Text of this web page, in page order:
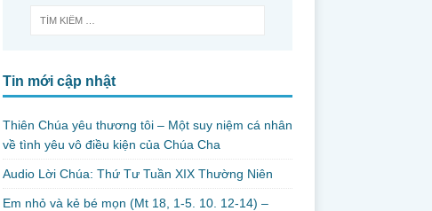
Tin mới cập nhật
Thiên Chúa yêu thương tôi – Một suy niệm cá nhân
về tình yêu vô điều kiện của Chúa Cha
Audio Lời Chúa: Thứ Tư Tuần XIX Thường Niên
Em nhỏ và kẻ bé mọn (Mt 18, 1-5. 10. 12-14) –